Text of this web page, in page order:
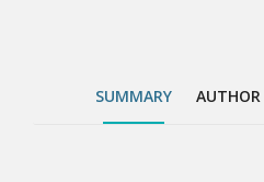
মেজাজ গরম এর, তবে গালিগালাজ
SUMMARY